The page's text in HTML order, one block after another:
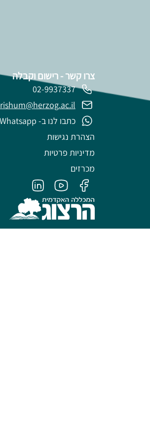
צרו קשר - רישום וקבלה
02-9937337
rishum@herzog.ac.il
כתבו לנו ב- Whatsapp
הצהרת נגישות
מדיניות פרטיות
מכרזים